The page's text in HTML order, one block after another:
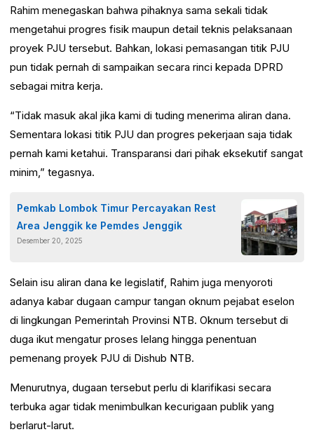
Rahim menegaskan bahwa pihaknya sama sekali tidak
mengetahui progres fisik maupun detail teknis pelaksanaan
proyek PJU tersebut. Bahkan, lokasi pemasangan titik PJU
pun tidak pernah di sampaikan secara rinci kepada DPRD
sebagai mitra kerja.
“Tidak masuk akal jika kami di tuding menerima aliran dana.
Sementara lokasi titik PJU dan progres pekerjaan saja tidak
pernah kami ketahui. Transparansi dari pihak eksekutif sangat
minim,” tegasnya.
Pemkab Lombok Timur Percayakan Rest
Area Jenggik ke Pemdes Jenggik
Desember 20, 2025
Selain isu aliran dana ke legislatif, Rahim juga menyoroti
adanya kabar dugaan campur tangan oknum pejabat eselon
di lingkungan Pemerintah Provinsi NTB. Oknum tersebut di
duga ikut mengatur proses lelang hingga penentuan
pemenang proyek PJU di Dishub NTB.
Menurutnya, dugaan tersebut perlu di klarifikasi secara
terbuka agar tidak menimbulkan kecurigaan publik yang
berlarut-larut.